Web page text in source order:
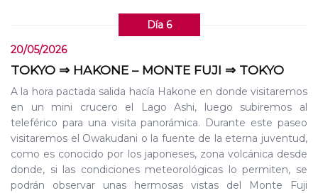
Día 6
20/05/2026
TOKYO ⇒ HAKONE – MONTE FUJI ⇒ TOKYO
A la hora pactada salida hacía Hakone en donde visitaremos
en un mini crucero el Lago Ashi, luego subiremos al
teleférico para una visita panorámica. Durante este paseo
visitaremos el Owakudani o la fuente de la eterna juventud,
como es conocido por los japoneses, zona volcánica desde
donde, si las condiciones meteorológicas lo permiten, se
podrán observar unas hermosas vistas del Monte Fuji